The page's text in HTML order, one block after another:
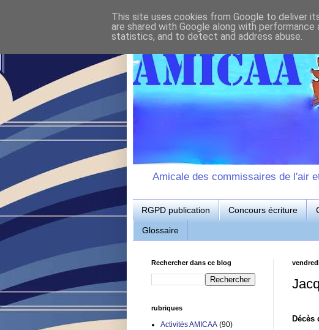
Amicale des commissaires de l'air
RGPD publication Concours écriture
Glossaire
Décès
Rechercher dans ce blog
rubriques
Activités AMICAA (90)
This site uses cookies from Google to deliver
are shared with Google along with
statistics, and to detect and address abuse.